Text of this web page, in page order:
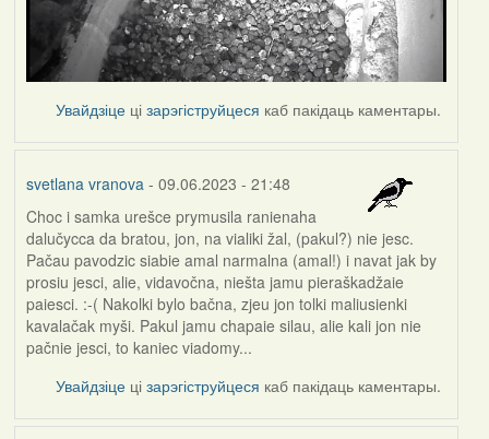
Увайдзіце цізарэгіструйцеся каб пакідаць каментары.
svetlana vranova- 09.06.2023 - 21:48
Choc i samka urešce prymusila ranienaha
dalučycca da bratou, jon, na vialiki žal, (pakul?) nie jesc.
Pačau pavodzic siabie amal narmalna (amal!) i navat jak by
prosiu jesci, alie, vidavočna, niešta jamu pieraškadžaie
paiesci. :-( Nakolki bylo bačna, zjeu jon tolki maliusienki
kavalačak myši. Pakul jamu chapaie silau, alie kali jon nie
pačnie jesci, to kaniec viadomy...
Увайдзіце цізарэгіструйцеся каб пакідаць каментары.